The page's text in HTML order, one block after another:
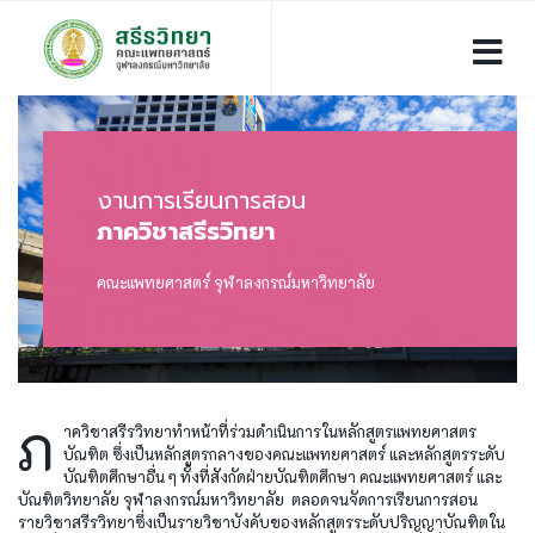
งานการเรียนการสอน
ภาควิชาสรีรวิทยา
คณะแพทยศาสตร์ จุฬาลงกรณ์มหาวิทยาลัย
ภ
าควิชาสรีรวิทยาทำหน้าที่ร่วมดำเนินการในหลักสูตรแพทยศาสตร
บัณฑิต ซึ่งเป็นหลักสูตรกลางของคณะแพทยศาสตร์ และหลักสูตรระดับ
บัณฑิตศึกษาอื่น ๆ ทั้งที่สังกัดฝ่ายบัณฑิตศึกษา คณะแพทยศาสตร์ และ
บัณฑิตวิทยาลัย จุฬาลงกรณ์มหาวิทยาลัย ตลอดจนจัดการเรียนการสอน
รายวิชาสรีรวิทยาซึ่งเป็นรายวิชาบังคับของหลักสูตรระดับปริญญาบัณฑิตใน